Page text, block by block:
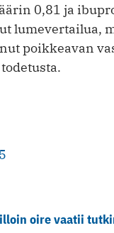
0,81 ja
lumevertailua,
poikkeavan
oire vaatii